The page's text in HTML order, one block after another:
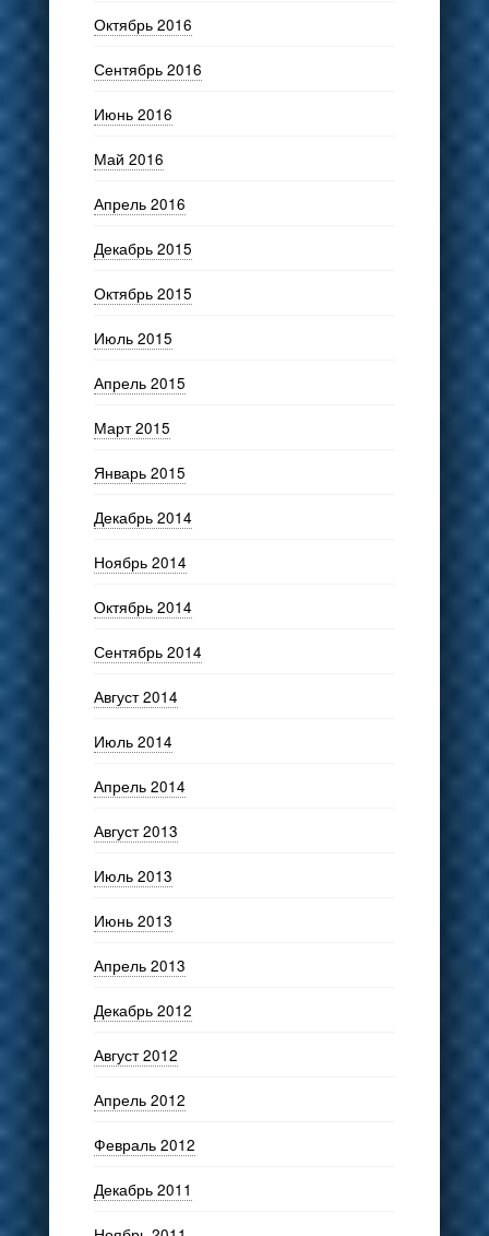
Октябрь 2016
Сентябрь 2016
Июнь 2016
Май 2016
Апрель 2016
Декабрь 2015
Октябрь 2015
Июль 2015
Апрель 2015
Март 2015
Январь 2015
Декабрь 2014
Ноябрь 2014
Октябрь 2014
Сентябрь 2014
Август 2014
Июль 2014
Апрель 2014
Август 2013
Июль 2013
Июнь 2013
Апрель 2013
Декабрь 2012
Август 2012
Апрель 2012
Февраль 2012
Декабрь 2011